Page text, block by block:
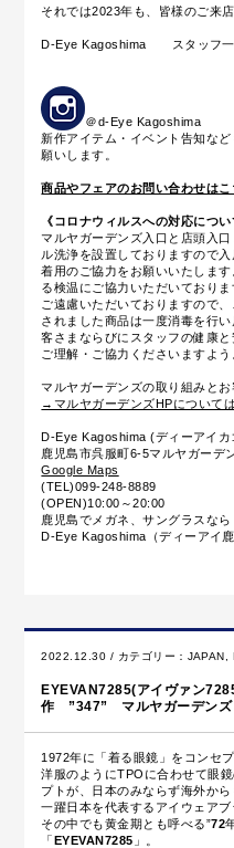
それでは2023年も、皆様のご来
D-Eye Kagoshima スタッフ一
＠d-Eye Kagoshima
新作アイテム・イベント告知な
願いします。
商品やフェアのお問い合わせはこ
《コロナウィルスへの対応につい
マルヤガーデンズ入口と店頭入
ル洗浄を設置しておりますので
着用のご協力をお願いいたしま
る検温にご協力いただいており
ご遠慮いただいておりますので
されました商品は一度消毒を行
客さまならびにスタッフの健康
ご理解・ご協力くださいますよ
マルヤガーデンズの取り組みと
→マルヤガーデンズHPについて
D-Eye Kagoshima (ディーアイカ
鹿児島市呉服町6-5マルヤガーデ
Google Maps
(TEL)099-248-8889
(OPEN)10:00～20:00
鹿児島でメガネ、サングラスなら
D-Eye Kagoshima（ディーアイ鹿
2022.12.30 / カテゴリー： JAPAN
EYEVAN7285(アイヴァン
作 ”347” マルヤガーデンズ
1972年に「着る眼鏡」をコンセ
洋服のようにTPOに合わせて眼
プトが、日本のみならず海外か
一躍日本を代表するアイウェアブ
その中でも黄金期とも呼べる”72
「EYEVAN7285 」。